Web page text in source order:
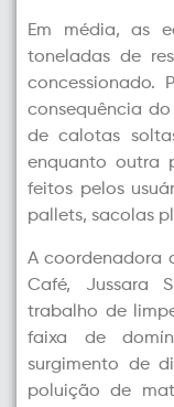
Em média, as
toneladas de
concessionado.
consequência
de calotas
enquanto outra
feitos pelos
pallets, sacolas
A coordenadora
Café, Jussara
trabalho de
faixa de
surgimento de
poluição de